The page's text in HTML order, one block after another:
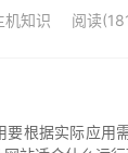
机知识 阅读
根据实际应用